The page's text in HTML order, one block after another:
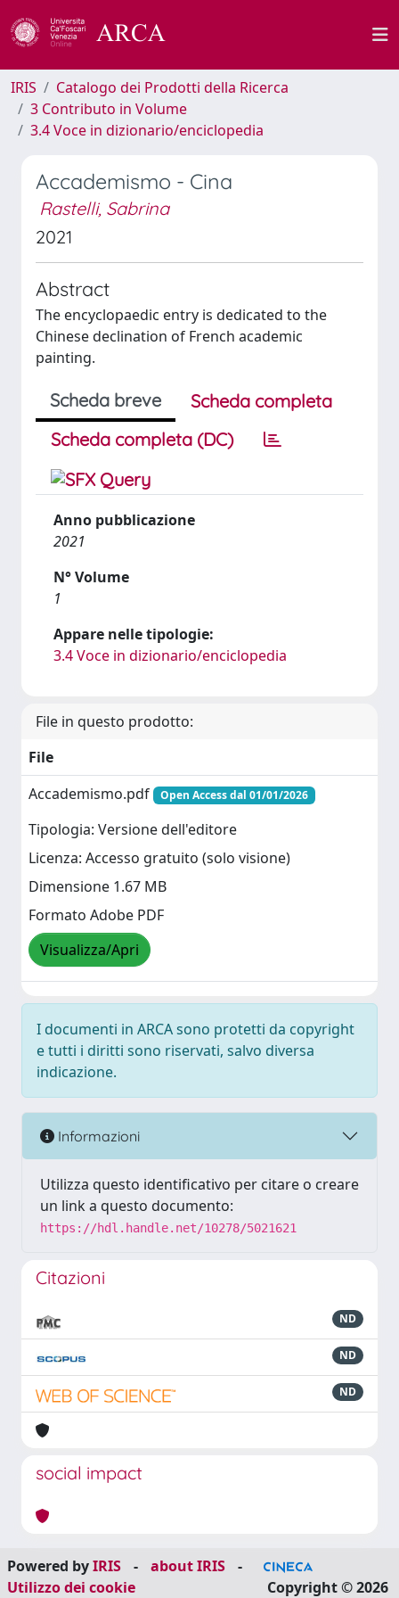
IRIS
Catalogo dei Prodotti della Ricerca
3 Contributo in Volume
3.4 Voce in dizionario/enciclopedia
Accademismo - Cina
Rastelli, Sabrina
2021
Abstract
The encyclopaedic entry is dedicated to the
Chinese declination of French academic
painting.
Scheda breve
Scheda completa
Scheda completa (DC)
Anno pubblicazione
2021
N° Volume
1
Appare nelle tipologie:
3.4 Voce in dizionario/enciclopedia
File in questo prodotto:
File
Accademismo.pdf
Open Access dal 01/01/2026
Tipologia: Versione dell'editore
Licenza: Accesso gratuito (solo visione)
Dimensione 1.67 MB
Formato Adobe PDF
Visualizza/Apri
I documenti in ARCA sono protetti da copyright
e tutti i diritti sono riservati, salvo diversa
indicazione.
Informazioni
Utilizza questo identificativo per citare o creare
un link a questo documento:
https://hdl.handle.net/10278/5021621
Citazioni
ND
ND
ND
social impact
Powered byIRIS - about IRIS
-
Utilizzo dei cookie
Copyright © 2026